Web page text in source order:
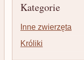
Kategorie
Inne zwierzęta
Króliki